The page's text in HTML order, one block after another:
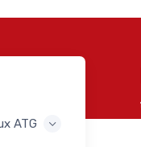
ATG